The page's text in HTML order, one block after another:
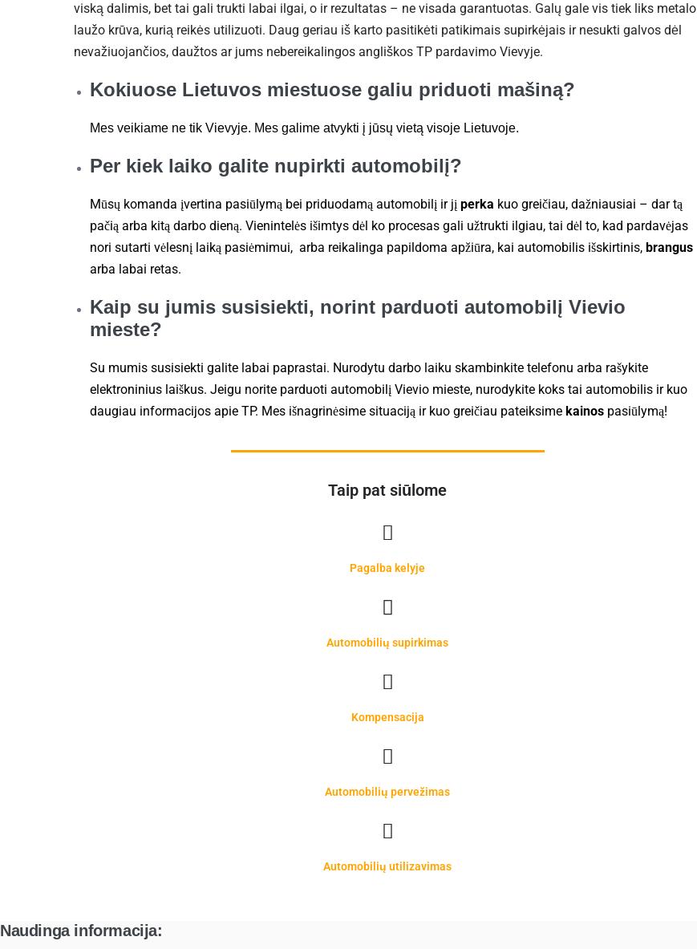
viską dalimis, bet tai gali trukti labai ilgai, o ir rezultatas – ne visada garantuotas. Galų gale vis tiek liks metalo
laužo krūva, kurią reikės utilizuoti. Daug geriau iš karto pasitikėti patikimais supirkėjais ir nesukti galvos dėl
nevažiuojančios, daužtos ar jums nebereikalingos angliškos TP pardavimo Vievyje.
Kokiuose Lietuvos miestuose galiu priduoti mašiną?
Mes veikiame ne tik Vievyje. Mes galime atvykti į jūsų vietą visoje Lietuvoje.
Per kiek laiko galite nupirkti automobilį?
Mūsų komanda įvertina pasiūlymą bei priduodamą automobilį ir jį perka kuo greičiau, dažniausiai – dar tą
pačią arba kitą darbo dieną. Vienintelės išimtys dėl ko procesas gali užtrukti ilgiau, tai dėl to, kad pardavėjas
nori sutarti vėlesnį laiką pasiėmimui, arba reikalinga papildoma apžiūra, kai automobilis išskirtinis, brangus
arba labai retas.
Kaip su jumis susisiekti, norint parduoti automobilį Vievio
mieste?
Su mumis susisiekti galite labai paprastai. Nurodytu darbo laiku skambinkite telefonu arba rašykite
elektroninius laiškus. Jeigu norite parduoti automobilį Vievio mieste, nurodykite koks tai automobilis ir kuo
daugiau informacijos apie TP. Mes išnagrinėsime situaciją ir kuo greičiau pateiksime kainos pasiūlymą!
Taip pat siūlome
Pagalba kelyje
Automobilių supirkimas
Kompensacija
Automobilių pervežimas
Automobilių utilizavimas
Naudinga informacija: